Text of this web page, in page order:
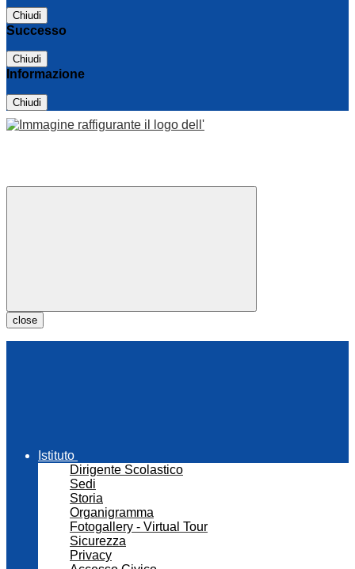
Chiudi
Successo
Chiudi
Informazione
Chiudi
close
Istituto
Dirigente Scolastico
Sedi
Storia
Organigramma
Fotogallery - Virtual Tour
Sicurezza
Privacy